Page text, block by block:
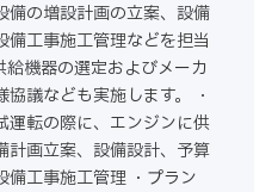
備の増設計画の立案、設備
工事施工管理などを担当
給機器の選定およびメーカ
議なども実施します。 ・
運転の際に、エンジンに供
計画立案、設備設計、予算
工事施工管理 ・プラン